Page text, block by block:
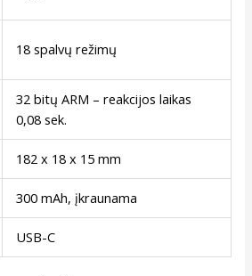
18 spalvų režimų
32 bitų ARM – reakcijos laikas
0,08 sek.
182 x 18 x 15 mm
300 mAh, įkraunama
USB-C